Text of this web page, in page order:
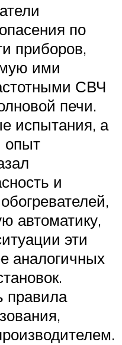
по
приборов,
ими
СВЧ
печи.
испытания, а
опыт
и
автоматику,
эти
аналогичных
правила